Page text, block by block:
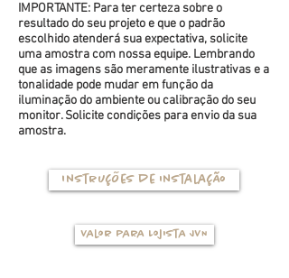
IMPORTANTE: Para ter certeza sobre o
resultado do seu projeto e que o padrão
escolhido atenderá sua expectativa, solicite
uma amostra com nossa equipe. Lembrando
que as imagens são meramente ilustrativas e a
tonalidade pode mudar em função da
iluminação do ambiente ou calibração do seu
monitor. Solicite condições para envio da sua
amostra.
Instruções de instalação
Valor para Lojista JVN